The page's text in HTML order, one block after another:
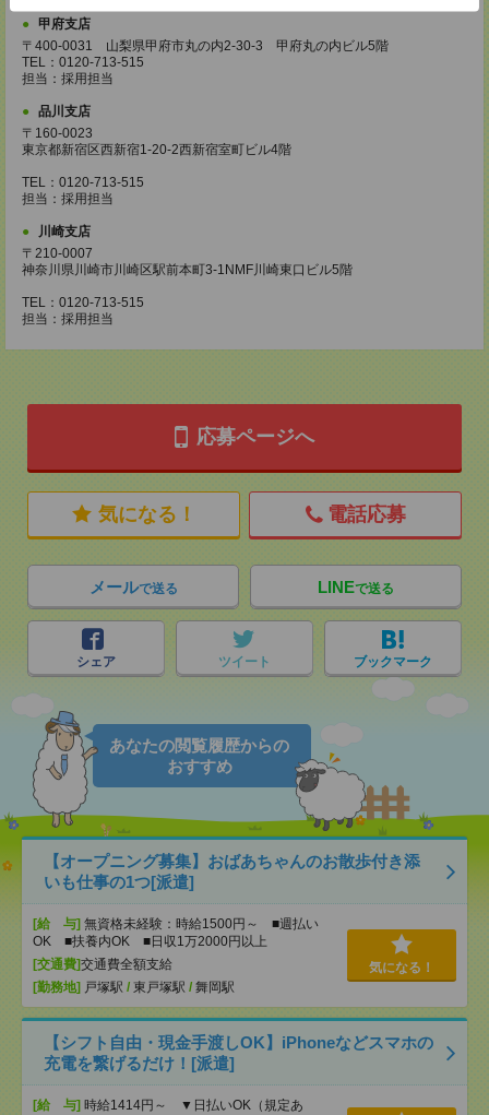
甲府支店
〒400-0031 山梨県甲府市丸の内2-30-3 甲府丸の内ビル5階
TEL：0120-713-515
担当：採用担当
品川支店
〒160-0023
東京都新宿区西新宿1-20-2西新宿室町ビル4階
TEL：0120-713-515
担当：採用担当
川崎支店
〒210-0007
神奈川県川崎市川崎区駅前本町3-1NMF川崎東口ビル5階
TEL：0120-713-515
担当：採用担当
応募ページへ
気になる！ 電話応募
メールで送る LINEで送る
シェア ツイート ブックマーク
あなたの閲覧履歴からの
おすすめ
【オープニング募集】おばあちゃんのお散歩付き添
いも仕事の1つ[派遣]
[給 与] 無資格未経験：時給1500円～ ■週払い
OK ■扶養内OK ■日収1万2000円以上
[交通費]交通費全額支給
[勤務地] 戸塚駅 / 東戸塚駅 / 舞岡駅
気になる！
【シフト自由・現金手渡しOK】iPhoneなどスマホの
充電を繋げるだけ！[派遣]
[給 与] 時給1414円～ ▼日払いOK（規定あ